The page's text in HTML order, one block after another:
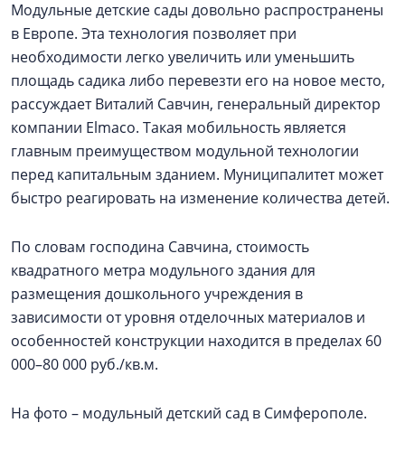
Модульные детские сады довольно распространены
в Европе. Эта технология позволяет при
необходимости легко увеличить или уменьшить
площадь садика либо перевезти его на новое место,
рассуждает Виталий Савчин, генеральный директор
компании Elmaco. Такая мобильность является
главным преимуществом модульной технологии
перед капитальным зданием. Муниципалитет может
быстро реагировать на изменение количества детей.
По словам господина Савчина, стоимость
квадратного метра модульного здания для
размещения дошкольного учреждения в
зависимости от уровня отделочных материалов и
особенностей конструкции находится в пределах 60
000–80 000 руб./кв.м.
На фото – модульный детский сад в Симферополе.